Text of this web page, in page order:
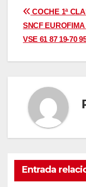
de
COCHE 1ª
SNCF
VSE 61 87 19-70
Entrada